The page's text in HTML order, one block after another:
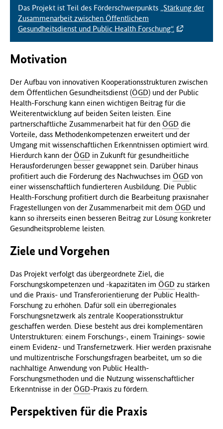
Das Projekt ist Teil des Förderschwerpunkts „Stärkung der
Zusammenarbeit zwischen Öffentlichem
Gesundheitsdienst und Public Health Forschung“.
Motivation
Der Aufbau von innovativen Kooperationsstrukturen zwischen
dem Öffentlichen Gesundheitsdienst (ÖGD) und der Public
Health-Forschung kann einen wichtigen Beitrag für die
Weiterentwicklung auf beiden Seiten leisten. Eine
partnerschaftliche Zusammenarbeit hat für den ÖGD die
Vorteile, dass Methodenkompetenzen erweitert und der
Umgang mit wissenschaftlichen Erkenntnissen optimiert wird.
Hierdurch kann der ÖGD in Zukunft für gesundheitliche
Herausforderungen besser gewappnet sein. Darüber hinaus
profitiert auch die Förderung des Nachwuchses im ÖGD von
einer wissenschaftlich fundierteren Ausbildung. Die Public
Health-Forschung profitiert durch die Bearbeitung praxisnaher
Fragestellungen von der Zusammenarbeit mit dem ÖGD und
kann so ihrerseits einen besseren Beitrag zur Lösung konkreter
Gesundheitsprobleme leisten.
Ziele und Vorgehen
Das Projekt verfolgt das übergeordnete Ziel, die
Forschungskompetenzen und -kapazitäten im ÖGD zu stärken
und die Praxis- und Transferorientierung der Public Health-
Forschung zu erhöhen. Dafür soll ein überregionales
Forschungsnetzwerk als zentrale Kooperationsstruktur
geschaffen werden. Diese besteht aus drei komplementären
Unterstrukturen: einem Forschungs-, einem Trainings- sowie
einem Evidenz- und Transfernetzwerk. Hier werden praxisnahe
und multizentrische Forschungsfragen bearbeitet, um so die
nachhaltige Anwendung von Public Health-
Forschungsmethoden und die Nutzung wissenschaftlicher
Erkenntnisse in der ÖGD-Praxis zu fördern.
Perspektiven für die Praxis